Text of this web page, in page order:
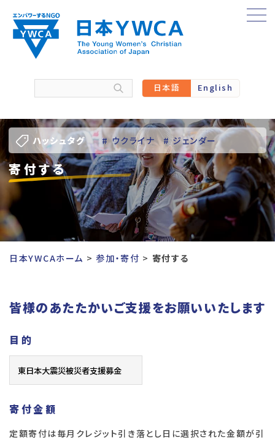
content
日本語 English
ハッシュタグ # ウクライナ # ジェンダー
# バーチャル訪問 # パレスチナ
# 人権 # 国際協力
# 地域YWCA # 平和
# 東日本大震災被災者支援
寄付する
日本YWCAホーム 参加・寄付 寄付する
皆様のあたたかいご支援をお願いいたします
目的
寄付金額
定額寄付は毎月クレジット引き落とし日に選択された金額が引